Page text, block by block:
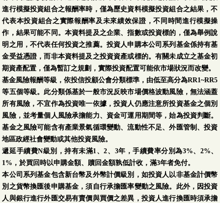
進行模擬投資組合之報酬率時，僅為歷史資料模擬投資組合之結果，不
代表本投資組合之實際報酬率及未來績效保證，不同時間進行模擬操
作，結果可能不同。本資料提及之企業、指數或投資標的，僅為舉例說
明之用，不代表任何投資之推薦。投資人申購本公司系列基金係持有基
金受益憑證，而非本資料提及之投資資產或標的。有關未成立之基金初
期資產配置，僅為暫訂之規劃，實際投資配置可能依市場狀況而改變。
基金風險報酬等級，依投信投顧公會分類標準，由低至高分為RR1~RR5
等五個等級。此分類係基於一般市況反映市場價格波動風險，無法涵蓋
所有風險，不宜作為投資唯一依據，投資人仍應注意所投資基金之個別
風險，並考量個人風險承擔能力、資金可運用期間等，始為投資判斷。
基金之風險可能含有產業景氣循環變動、流動性不足、外匯管制、投資
地區政經社會變動或其他投資風險。
遞延手續費N級別，持有未滿1、2、3年，手續費率分別為3%、2%、
1%，於買回時以申購金額、贖回金額孰低計收，滿3年者免付。
本公司系列基金包含新台幣及外幣計價級別，如投資人以非基金計價幣
別之貨幣換匯後申購基金，須自行承擔匯率變動之風險。此外，因投資
人與銀行進行外匯交易有賣價與買價之差異，投資人進行換匯時須承擔